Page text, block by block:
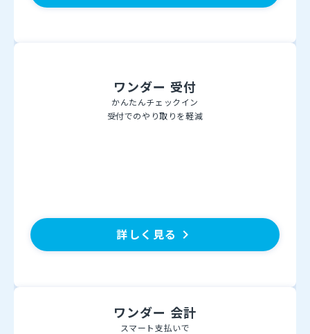
ワンダー 受付
かんたんチェックイン
受付でのやり取りを軽減
詳しく見る keyboard_arrow_right
ワンダー 会計
スマート支払いで